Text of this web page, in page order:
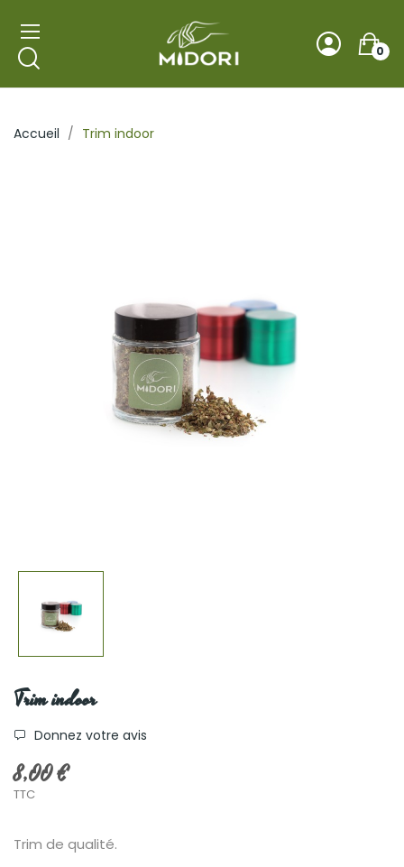
0
Accueil Trim indoor
Trim indoor
Donnez votre avis
8,00 €
TTC
Trim de qualité.